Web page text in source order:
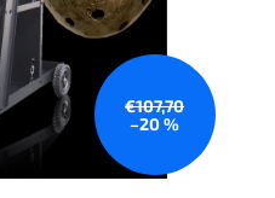
€107,70
–20 %